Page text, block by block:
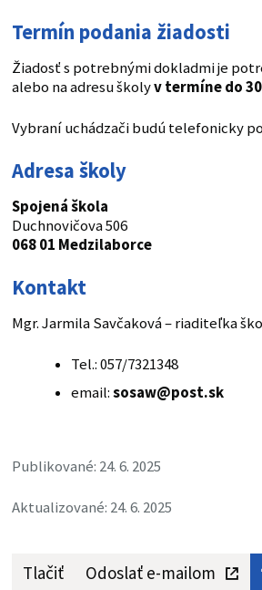
Termín podania žiadosti
Žiadosť s potrebnými dokladmi je
alebo na adresu školyv termíne do
Vybraní uchádzači budú telefonicky
Adresa školy
Spojená škola
Duchnovičova 506
068 01 Medzilaborce
Kontakt
Mgr. Jarmila Savčaková – riaditeľka
Tel.: 057/7321348
email:sosaw@post.sk
Publikované: 24. 6. 2025
Aktualizované: 24. 6. 2025
Tlačiť Odoslať e-mailom